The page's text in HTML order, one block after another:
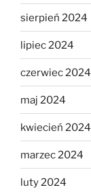
sierpień 2024
lipiec 2024
czerwiec 2024
maj 2024
kwiecień 2024
marzec 2024
luty 2024